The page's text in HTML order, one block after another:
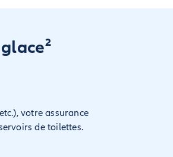
votre assurance
de toilettes.